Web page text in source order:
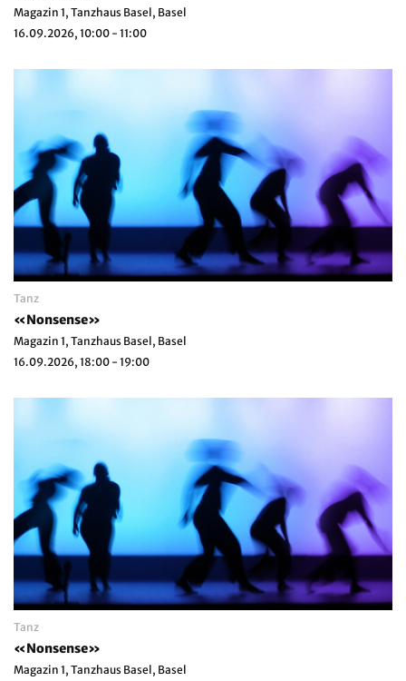
Magazin 1, Tanzhaus Basel, Basel
16.09.2026, 10:00 - 11:00
Tanz
«Nonsense»
Magazin 1, Tanzhaus Basel, Basel
16.09.2026, 18:00 - 19:00
Tanz
«Nonsense»
Magazin 1, Tanzhaus Basel, Basel